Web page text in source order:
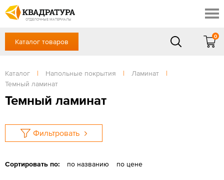
ОТДЕЛОЧНЫЕ МАТЕРИАЛЫ
Скидки
Контакты
Доставка и оплата
Готовые решения
Отзывы
+7 (863) 303-36-23
Сб, Вс — выходной
ЗАКАЗАТЬ ЗВОНОК
Вход / Регистрация
Каталог товаров
0
Каталог | Напольные покрытия | Ламинат
|
Темный ламинат
Темный ламинат
Фильтровать
Сортировать по: по названию по цене